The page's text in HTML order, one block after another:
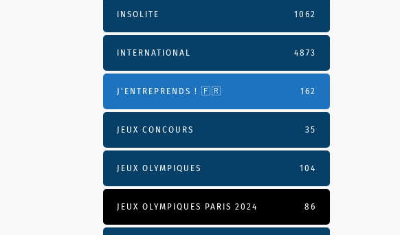
INSOLITE 1062
INTERNATIONAL 4873
J'ENTREPRENDS ! 🇫🇷 162
JEUX CONCOURS 35
JEUX OLYMPIQUES 104
JEUX OLYMPIQUES PARIS 2024 86